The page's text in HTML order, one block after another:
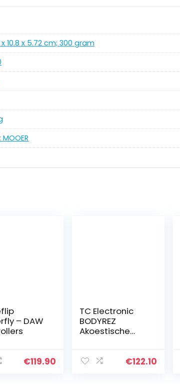
10.8 x 5.72 cm; 300 gram
MOOER
– DAW
€119.90
TC Electronic
BODYREZ
Akoestische
uiterst compact
€122.10